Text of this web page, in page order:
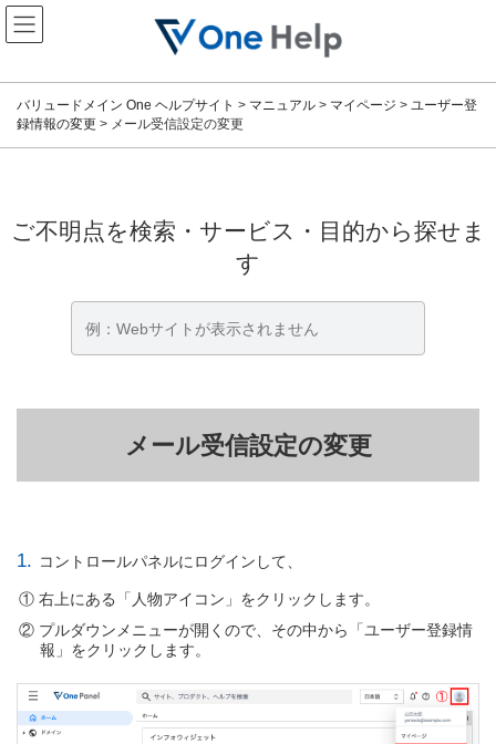
コ
ン
テ
ツ
キ
ナ
ビ
ゲ
シ
に
バリュードメイン One ヘルプサイト > マニュアル > マイページ > ユーザー登
録情報の変更 > メール受信設定の変更
ご不明点を検索・サービス・目的から探せま
す
メール受信設定の変更
1. コントロールパネルにログインして、
右上にある「人物アイコン」をクリックします。
プルダウンメニューが開くので、その中から「ユーザー登録情
報」をクリックします。